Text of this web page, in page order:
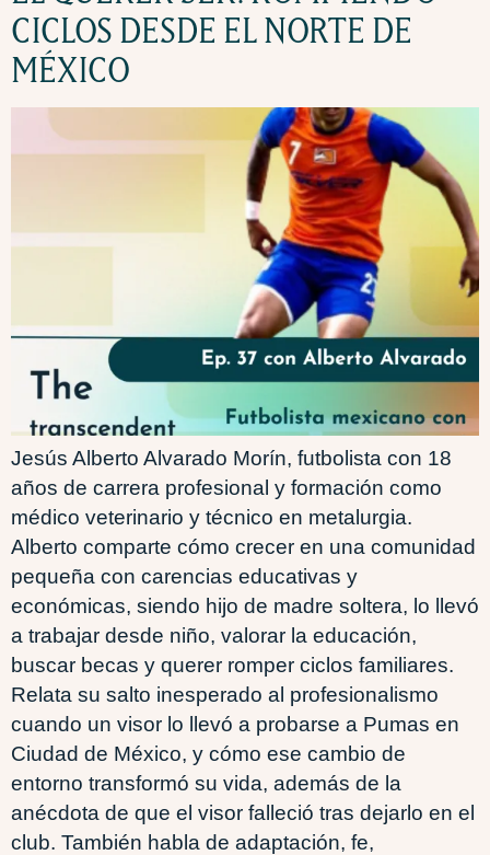
CICLOS DESDE EL NORTE DE
MÉXICO
Jesús Alberto Alvarado Morín, futbolista con 18
años de carrera profesional y formación como
médico veterinario y técnico en metalurgia.
Alberto comparte cómo crecer en una comunidad
pequeña con carencias educativas y
económicas, siendo hijo de madre soltera, lo llevó
a trabajar desde niño, valorar la educación,
buscar becas y querer romper ciclos familiares.
Relata su salto inesperado al profesionalismo
cuando un visor lo llevó a probarse a Pumas en
Ciudad de México, y cómo ese cambio de
entorno transformó su vida, además de la
anécdota de que el visor falleció tras dejarlo en el
club. También habla de adaptación, fe,